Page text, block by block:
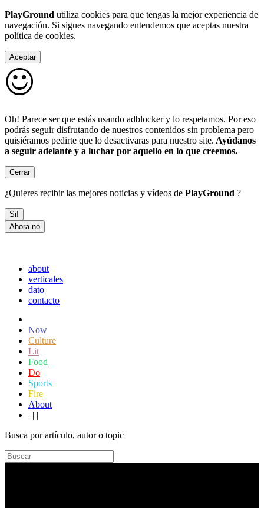
PlayGround utiliza cookies para que tengas la mejor experiencia de
navegación. Si sigues navegando entendemos que aceptas nuestra
política de cookies.
Aceptar
Oh! Parece ser que estás usando adblocker y lo respetamos. Por eso
podrás seguir disfrutando de nuestros contenidos sin problema pero
quisiéramos pedirte que lo desactivaras para nuestro site. Ayúdanos
a seguir adelante y a luchar por aquello en lo que creemos.
Cerrar
¿Quieres recibir las mejores noticias y vídeos de PlayGround ?
Si!
Ahora no
about
verticales
dato
contacto
Now
Culture
Lit
Food
Do
Sports
Fire
About
| | |
Busca por artículo, autor o topic